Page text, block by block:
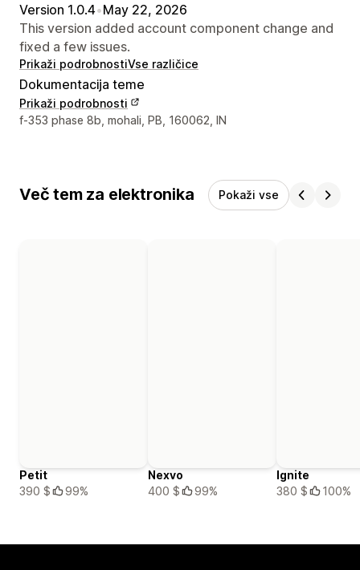
Version 1.0.4•May 22, 2026
This version added account component change and
fixed a few issues.
Prikaži podrobnostiVse različice
Dokumentacija teme
Prikaži podrobnosti
Podatki za stik z oblikovalcem
f-353 phase 8b, mohali, PB, 160062, IN
Več tem za elektronika Pokaži vse
Petit
390 $
99%
Nexvo
400 $
99%
Ignite
380 $
100%